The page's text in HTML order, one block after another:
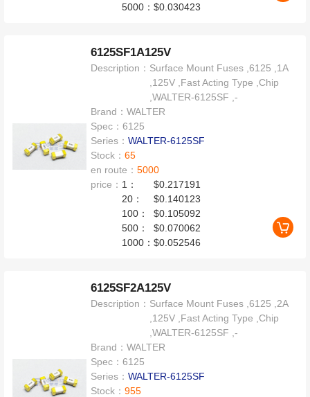
5000：$0.030423
6125SF1A125V
Description： Surface Mount Fuses ,6125 ,1A
,125V ,Fast Acting Type ,Chip
,WALTER-6125SF ,-
Brand：WALTER
Spec：6125
Series：WALTER-6125SF
Stock：65
en route：5000
price： 1：
$0.217191
20：
$0.140123
100：
$0.105092
500：
$0.070062
1000：$0.052546
6125SF2A125V
Description： Surface Mount Fuses ,6125 ,2A
,125V ,Fast Acting Type ,Chip
,WALTER-6125SF ,-
Brand：WALTER
Spec：6125
Series：WALTER-6125SF
Stock：955